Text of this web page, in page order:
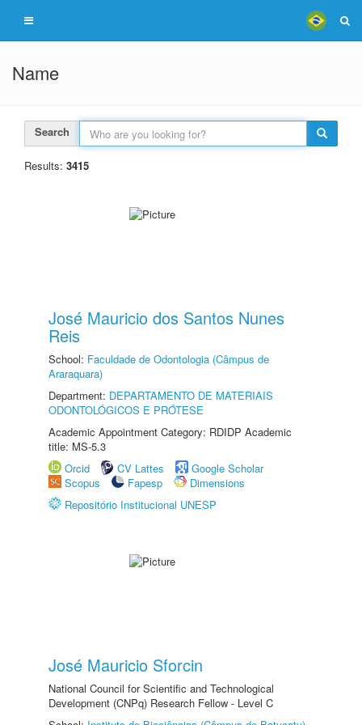
Name
Search
Results: 3415
José Mauricio dos Santos Nunes
Reis
School: Faculdade de Odontologia (Câmpus de
Araraquara)
Department: DEPARTAMENTO DE MATERIAIS
ODONTOLÓGICOS E PRÓTESE
Academic Appointment Category: RDIDP Academic
title: MS-5.3
Orcid
CV Lattes
Google Scholar
Scopus
Fapesp
Dimensions
Repositório Institucional UNESP
José Mauricio Sforcin
National Council for Scientific and Technological
Development (CNPq) Research Fellow - Level C